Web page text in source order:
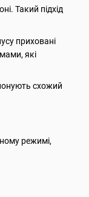
Такий підхід
приховані
які
схожий
режимі,